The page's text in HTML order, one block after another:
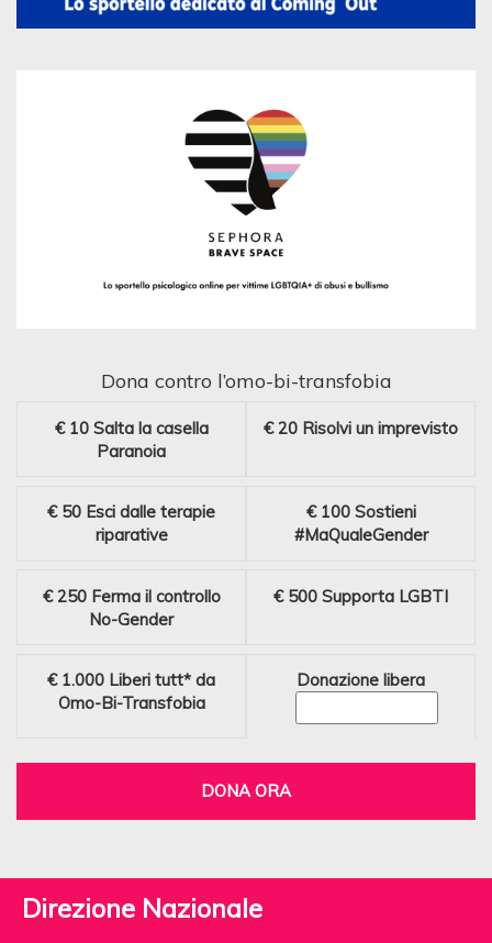
Dona contro l’omo-bi-transfobia
€ 10 Salta la casella
Paranoia
€ 20 Risolvi un imprevisto
€ 50 Esci dalle terapie
riparative
€ 100 Sostieni
#MaQualeGender
€ 250 Ferma il controllo
No-Gender
€ 500 Supporta LGBTI
€ 1.000 Liberi tutt* da
Omo-Bi-Transfobia
Donazione libera
DONA ORA
Direzione Nazionale